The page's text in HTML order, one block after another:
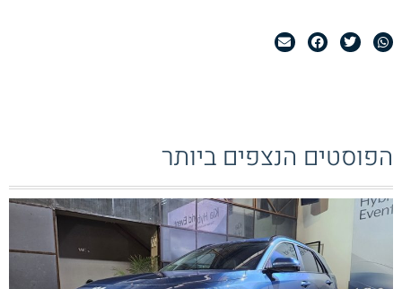
הפוסטים הנצפים ביותר